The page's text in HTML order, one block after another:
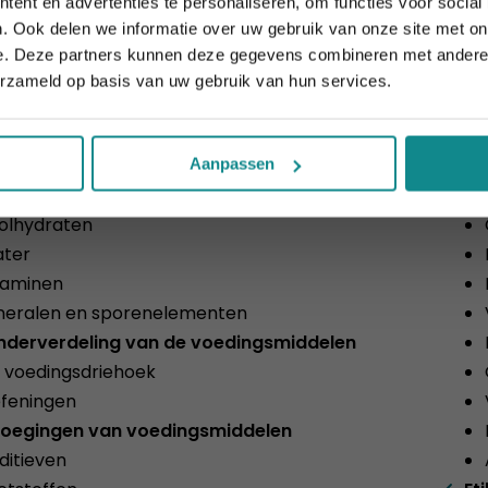
Ook delen we informatie over uw gebruik van onze site met
Deze partners kunnen deze gegevens combineren met
op basis van uw gebruik van hun services.
Aanpassen
en voedingsstoffen
versus micronutriënten
nutriënten versus niet-essentiële
in de voedingsstoffen
en sporenelementen
van de voedingsmiddelen
voedingsdriehoek
van voedingsmiddelen
Sluiten